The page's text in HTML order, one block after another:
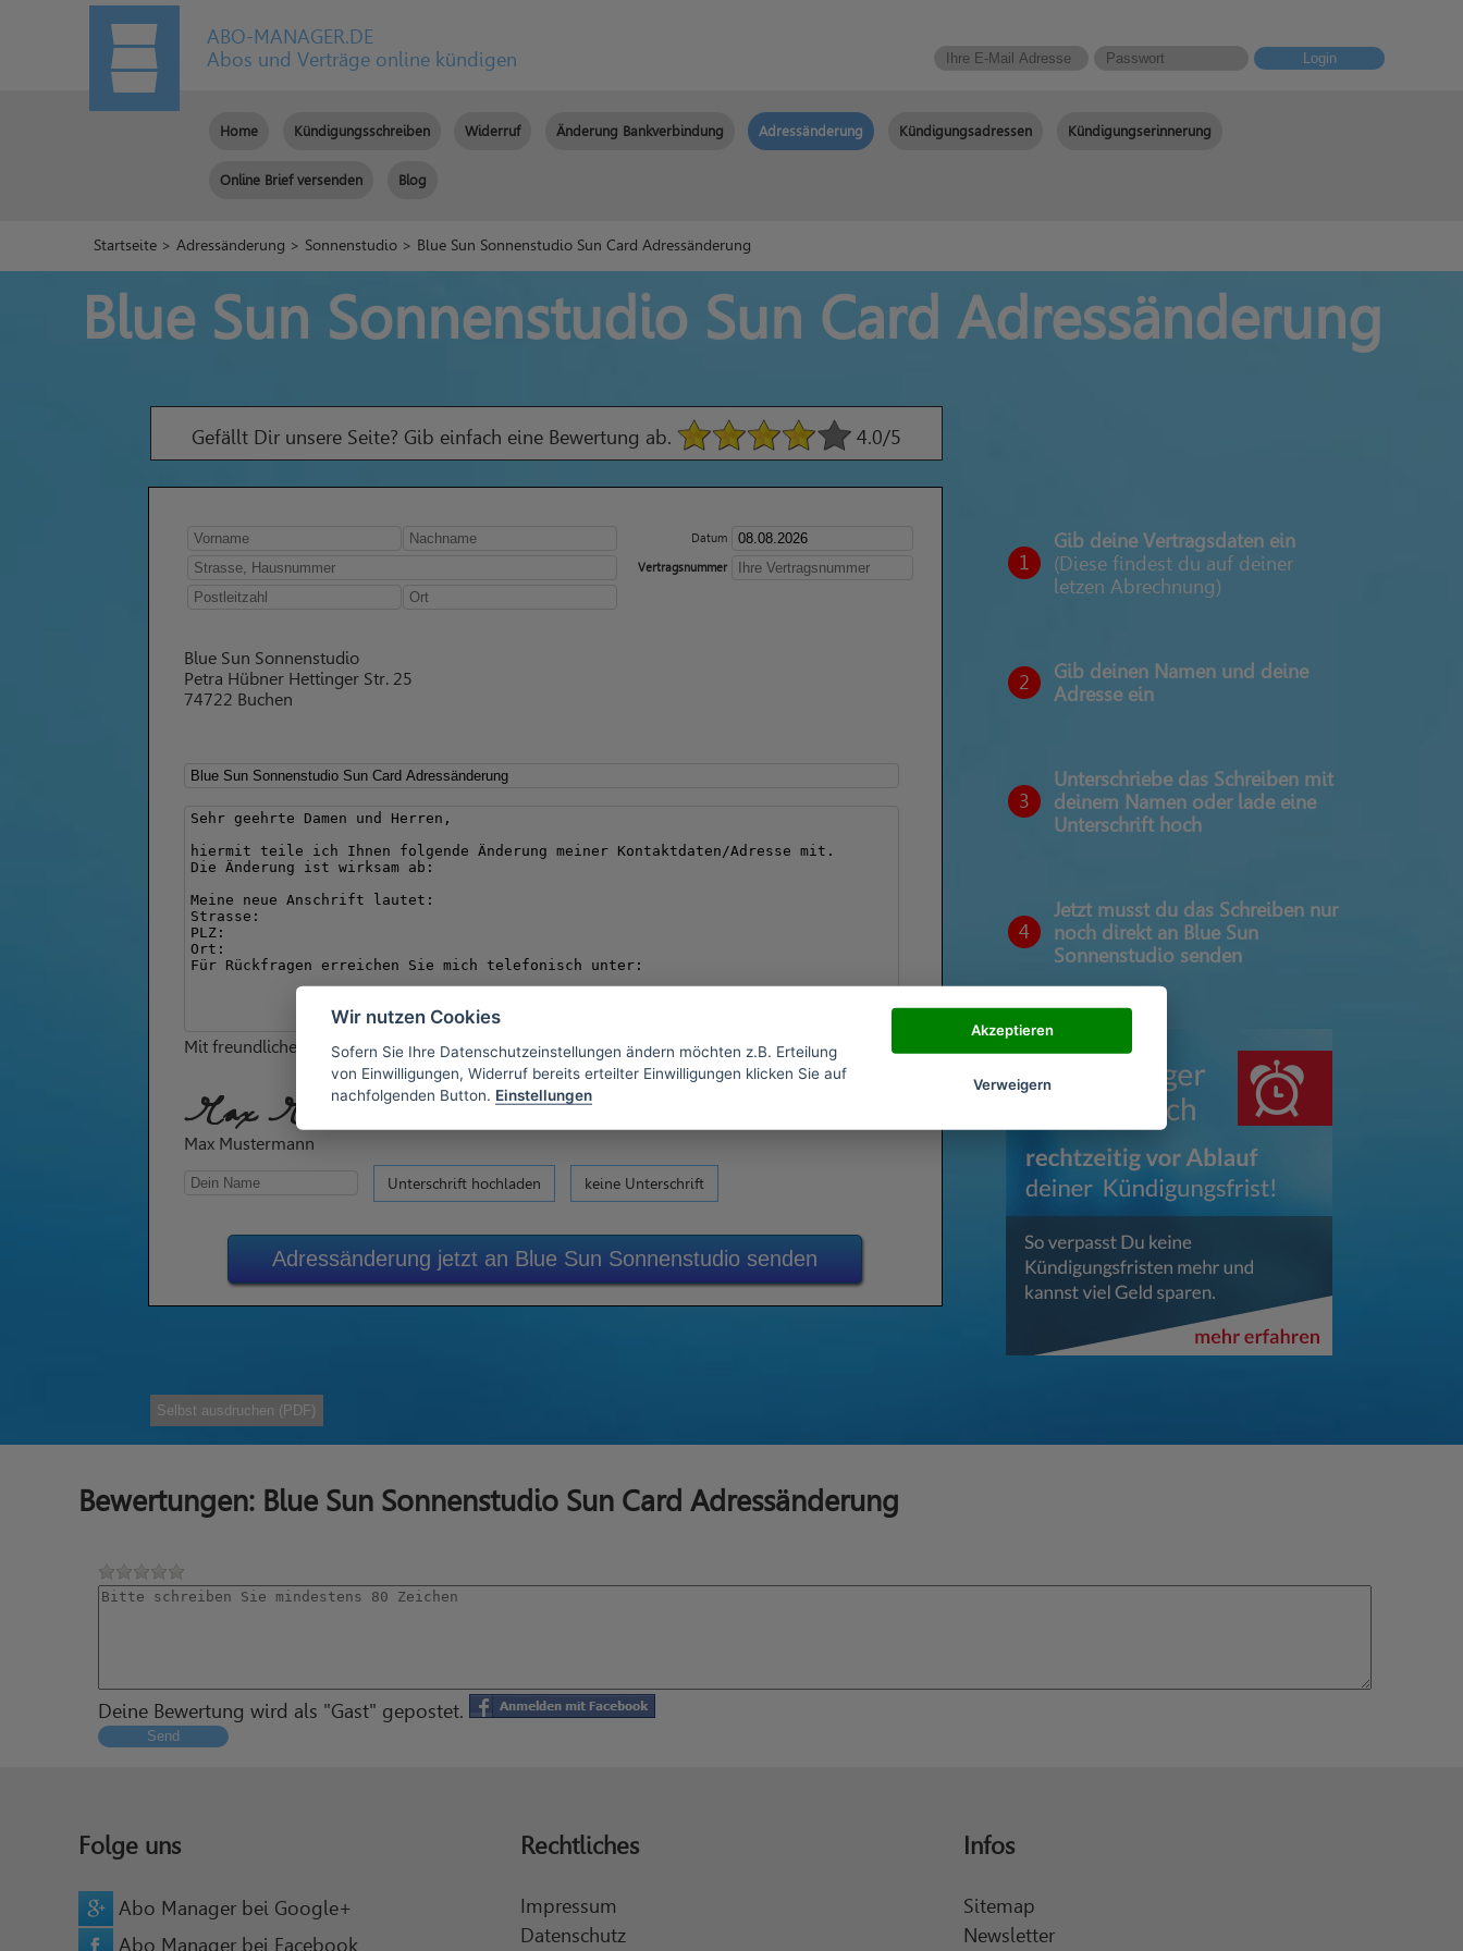
ABO-MANAGER.DE
Abos und Verträge online kündigen
Login
Home Kündigungsschreiben Widerruf Änderung Bankverbindung Adressänderung Kündigungsadressen Kündigungserinnerung
Online Brief versenden Blog
Startseite >Adressänderung > Sonnenstudio > Blue Sun Sonnenstudio Sun Card Adressänderung
Blue Sun Sonnenstudio Sun Card Adressänderung
Gefällt Dir unsere Seite? Gib einfach eine Bewertung ab. 4.0/5
Datum
Vertragsnummer
Blue Sun Sonnenstudio
Petra Hübner Hettinger Str. 25
74722 Buchen
Mit freundlichen Grüßen
Max Mustermann
Max Mustermann
Unterschrift hochladen keine Unterschrift
Adressänderung jetzt an Blue Sun Sonnenstudio senden
1
Gib deine Vertragsdaten ein
(Diese findest du auf deiner
letzen Abrechnung)
2
Gib deinen Namen und deine
Adresse ein
3
Unterschriebe das Schreiben mit
deinem Namen oder lade eine
Unterschrift hoch
4
Jetzt musst du das Schreiben nur
noch direkt an Blue Sun
Sonnenstudio senden
Selbst ausdruchen (PDF)
Bewertungen: Blue Sun Sonnenstudio Sun Card Adressänderung
Deine Bewertung wird als "Gast" gepostet.
Send
Folge uns
Abo Manager bei Google+
Abo Manager bei Facebook
Rechtliches
Impressum
Datenschutz
Infos
Sitemap
Newsletter
Wir nutzen Cookies
Sofern Sie Ihre Datenschutzeinstellungen ändern möchten z.B. Erteilung
von Einwilligungen, Widerruf bereits erteilter Einwilligungen klicken Sie auf
nachfolgenden Button. Einstellungen
Akzeptieren
Verweigern